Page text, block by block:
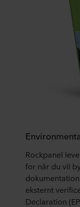
Rockpanel
for når du vil
eksternt
Declaration